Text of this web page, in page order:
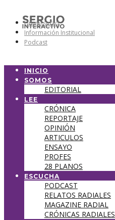
Universidad
Información Institucional
Podcast
INICIO
SOMOS
EDITORIAL
LEE
CRÓNICA
REPORTAJE
OPINIÓN
ARTICULOS
ENSAYO
PROFES
28 PLANOS
ESCUCHA
PODCAST
RELATOS RADIALES
MAGAZINE RADIAL
CRÓNICAS RADIALES